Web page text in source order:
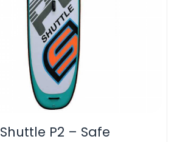
Shuttle P2 – Safe